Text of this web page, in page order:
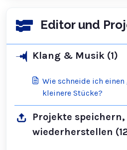
Editor und
Klang & Musik (1)
Wie schneide ich
kleinere Stücke?
Projekte
wiederherstellen